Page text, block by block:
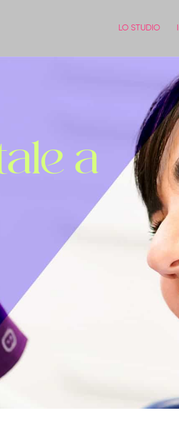
LO STUDIO
a